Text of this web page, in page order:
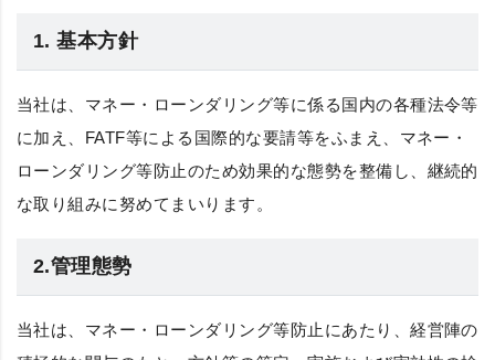
1. 基本方針
当社は、マネー・ローンダリング等に係る国内の各種法令等
に加え、FATF等による国際的な要請等をふまえ、マネー・
ローンダリング等防止のため効果的な態勢を整備し、継続的
な取り組みに努めてまいります。
2.管理態勢
当社は、マネー・ローンダリング等防止にあたり、経営陣の